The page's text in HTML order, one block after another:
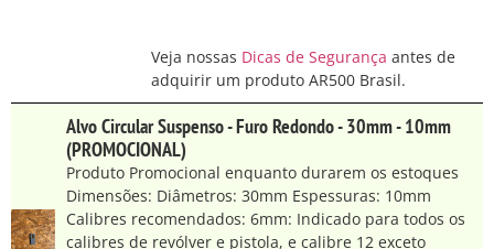
Veja nossas Dicas de Segurança antes de
adquirir um produto AR500 Brasil.
Alvo Circular Suspenso - Furo Redondo - 30mm - 10mm
(PROMOCIONAL)
Produto Promocional enquanto durarem os estoques
Dimensões: Diâmetros: 30mm Espessuras: 10mm
Calibres recomendados: 6mm: Indicado para todos os
calibres de revólver e pistola, e calibre 12 exceto